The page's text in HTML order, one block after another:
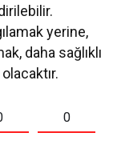
yerine,
daha sağlıklı
0